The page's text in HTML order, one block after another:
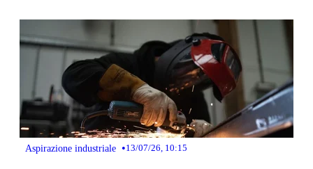
Aspirazione industriale •13/07/26, 10:15